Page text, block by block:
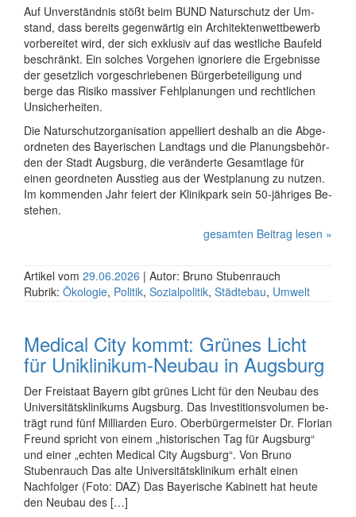
Auf Un­ver­ständ­nis stößt beim BUND Naturschutz der Um­
stand, dass be­reits ge­gen­wär­tig ein Ar­chi­tek­ten­wett­be­werb
vor­be­rei­tet wird, der sich ex­klu­siv auf das west­liche Baufeld
be­schränkt. Ein sol­ches Vor­gehen ig­no­riere die Er­geb­nisse
der ge­setz­lich vor­ge­schrie­be­nen Bür­ger­be­tei­li­gung und
berge das Risiko mas­si­ver Fehl­pla­nun­gen und recht­li­chen
Un­si­cher­hei­ten.
Die Na­tur­schutz­or­ga­ni­sa­ti­on ap­pel­liert des­halb an die Ab­ge­
ord­ne­ten des Bay­e­ri­schen Land­tags und die Pla­nungs­be­hör­
den der Stadt Augsburg, die ver­än­derte Ge­samt­lage für
einen ge­ord­ne­ten Aus­stieg aus der West­pla­nung zu nutzen.
Im kom­men­den Jahr feiert der Klinik­park sein 50-jähriges Be­
ste­hen.
gesamten Beitrag lesen »
Artikel vom 29.06.2026 | Autor: Bruno Stubenrauch
Rubrik: Ökologie, Politik, Sozialpolitik, Städtebau, Umwelt
Medical City kommt: Grünes Licht
für Uni­kli­nikum-Neubau in Augs­burg
Der Frei­staat Bayern gibt grünes Licht für den Neubau des
Uni­ver­si­täts­kli­ni­kums Augs­burg. Das In­ves­ti­ti­ons­vo­lu­men be­
trägt rund fünf Mil­liar­den Euro. Ober­bür­ger­meis­ter Dr. Florian
Freund spricht von einem „histo­ri­schen Tag für Augs­burg“
und einer „echten Medical City Augs­burg“. Von Bruno
Stubenrauch Das alte Universitätsklinikum erhält einen
Nachfolger (Foto: DAZ) Das Bayer­ische Kabinett hat heute
den Neubau des […]